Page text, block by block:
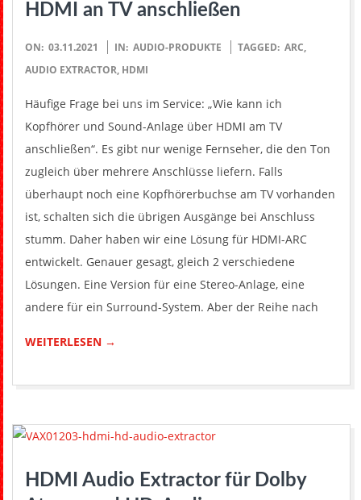
HDMI an TV anschließen
2021-
11-
ON: 03.11.2021 IN: AUDIO-PRODUKTE TAGGED: ARC,
AUDIO EXTRACTOR, HDMI
Häufige Frage bei uns im Service: „Wie kann ich
Kopfhörer und Sound-Anlage über HDMI am TV
anschließen“. Es gibt nur wenige Fernseher, die den Ton
zugleich über mehrere Anschlüsse liefern. Falls
überhaupt noch eine Kopfhörerbuchse am TV vorhanden
ist, schalten sich die übrigen Ausgänge bei Anschluss
stumm. Daher haben wir eine Lösung für HDMI-ARC
entwickelt. Genauer gesagt, gleich 2 verschiedene
Lösungen. Eine Version für eine Stereo-Anlage, eine
andere für ein Surround-System. Aber der Reihe nach
WEITERLESEN →
HDMI Audio Extractor für Dolby